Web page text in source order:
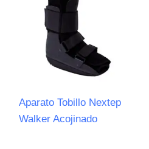
Aparato Tobillo Nextep
Walker Acojinado